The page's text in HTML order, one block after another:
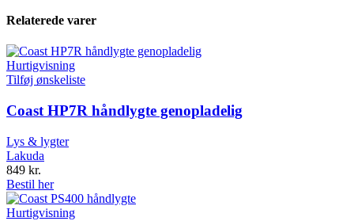
Relaterede varer
Hurtigvisning
Tilføj ønskeliste
Coast HP7R håndlygte genopladelig
Lys & lygter
Lakuda
849 kr.
Bestil her
Hurtigvisning